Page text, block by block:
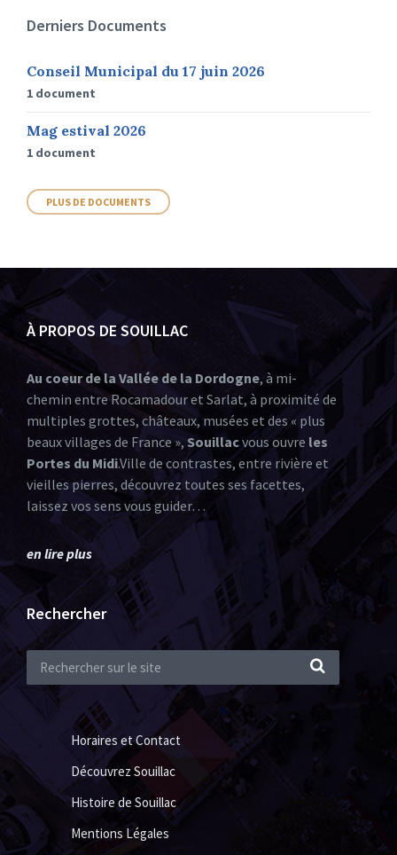
Derniers Documents
Conseil Municipal du 17 juin 2026
1 document
Mag estival 2026
1 document
PLUS DE DOCUMENTS
À PROPOS DE SOUILLAC
Au coeur de la Vallée de la Dordogne, à mi-
chemin entre Rocamadour et Sarlat, à proximité de
multiples grottes, châteaux, musées et des « plus
beaux villages de France », Souillacvous ouvre les
Portes du Midi.Ville de contrastes, entre rivière et
vieilles pierres, découvrez toutes ses facettes,
laissez vos sens vous guider…
en lire plus
Rechercher
Horaires et Contact
Découvrez Souillac
Histoire de Souillac
Mentions Légales